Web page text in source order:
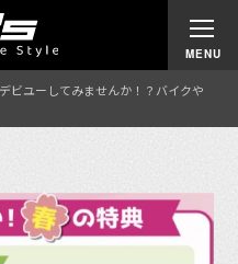
ビユーしてみませんか！？バイクや